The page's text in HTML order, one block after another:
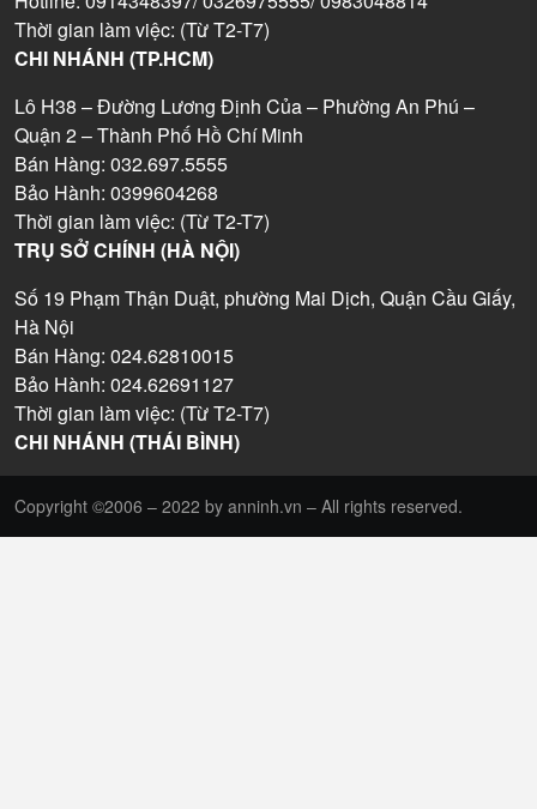
Thời gian làm việc: (Từ T2-T7)
CHI NHÁNH (TP.HCM)
Lô H38 – Đường Lương Định Của – Phường An Phú –
Quận 2 – Thành Phố Hồ Chí Minh
Bán Hàng: 032.697.5555
Bảo Hành: 0399604268
Thời gian làm việc: (Từ T2-T7)
TRỤ SỞ CHÍNH (HÀ NỘI)
Số 19 Phạm Thận Duật, phường Mai Dịch, Quận Cầu Giấy,
Hà Nội
Bán Hàng: 024.62810015
Bảo Hành: 024.62691127
Thời gian làm việc: (Từ T2-T7)
CHI NHÁNH (THÁI BÌNH)
Copyright ©2006 – 2022 by anninh.vn – All rights reserved.